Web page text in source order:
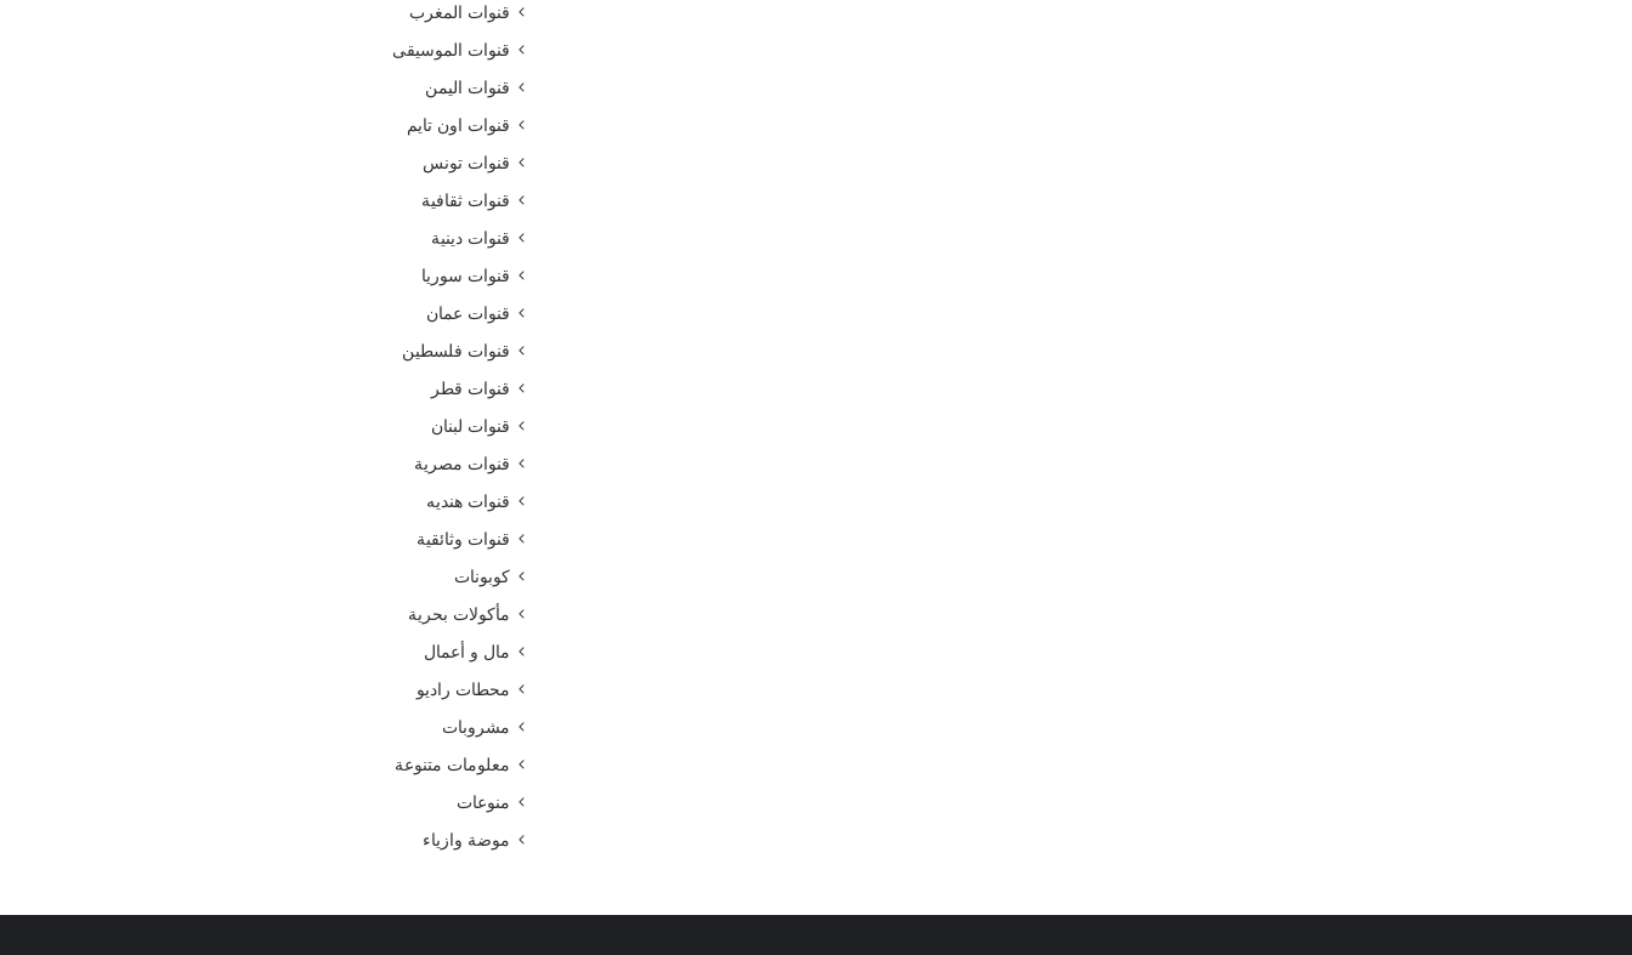
قنوات المغرب
قنوات الموسيقى
قنوات اليمن
قنوات اون تايم
قنوات تونس
قنوات ثقافية
قنوات دينية
قنوات سوريا
قنوات عمان
قنوات فلسطين
قنوات قطر
قنوات لبنان
قنوات مصرية
قنوات هنديه
قنوات وثائقية
كوبونات
مأكولات بحرية
مال و أعمال
محطات راديو
مشروبات
معلومات متنوعة
منوعات
موضة وازياء